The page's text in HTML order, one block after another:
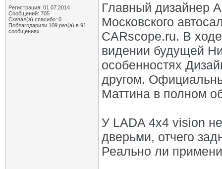
Регистрация: 01.07.2014
Сообщений: 705
Сказал(а) спасибо: 0
Поблагодарили 109 раз(а) в 91
сообщениях
Главный дизайнер
Московского
CARscope.ru. В
видении будущей
особенностях
другом.
Маттина в полном
У LADA 4x4 vision
дверьми, отчего
Реально ли